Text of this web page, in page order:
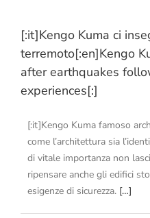
[:it]Kengo Kuma ci
terremoto[:en]Kengo
after earthquakes
experiences[:]
[:it]Kengo Kuma famoso
come l’architettura sia
di vitale importanza non
ripensare anche gli edifici
esigenze di sicurezza. […]